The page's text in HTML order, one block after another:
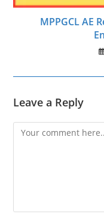
MPPGCL AE
Leave a Reply
Comment